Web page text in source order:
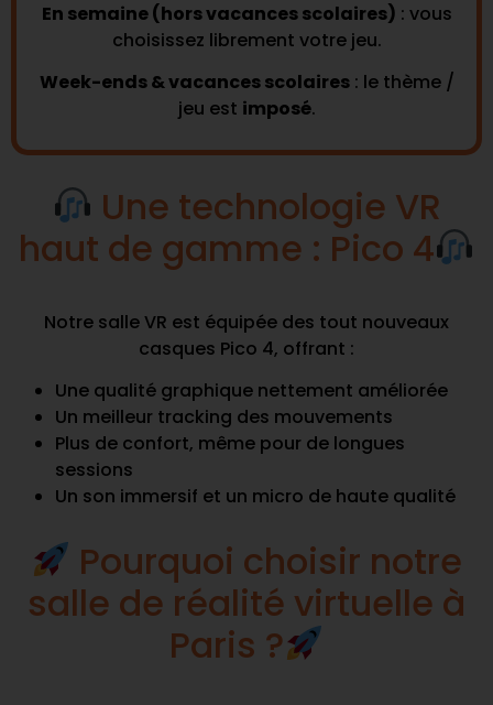
En semaine (hors vacances scolaires) : vous
choisissez librement votre jeu.
Week-ends & vacances scolaires: le thème /
jeu est imposé.
Une technologie VR
haut de gamme : Pico 4
Notre salle VR est équipée des tout nouveaux
casques Pico 4, offrant :
Une qualité graphique nettement améliorée
Un meilleur tracking des mouvements
Plus de confort, même pour de longues
sessions
Un son immersif et un micro de haute qualité
Pourquoi choisir notre
salle de réalité virtuelle à
Paris ?